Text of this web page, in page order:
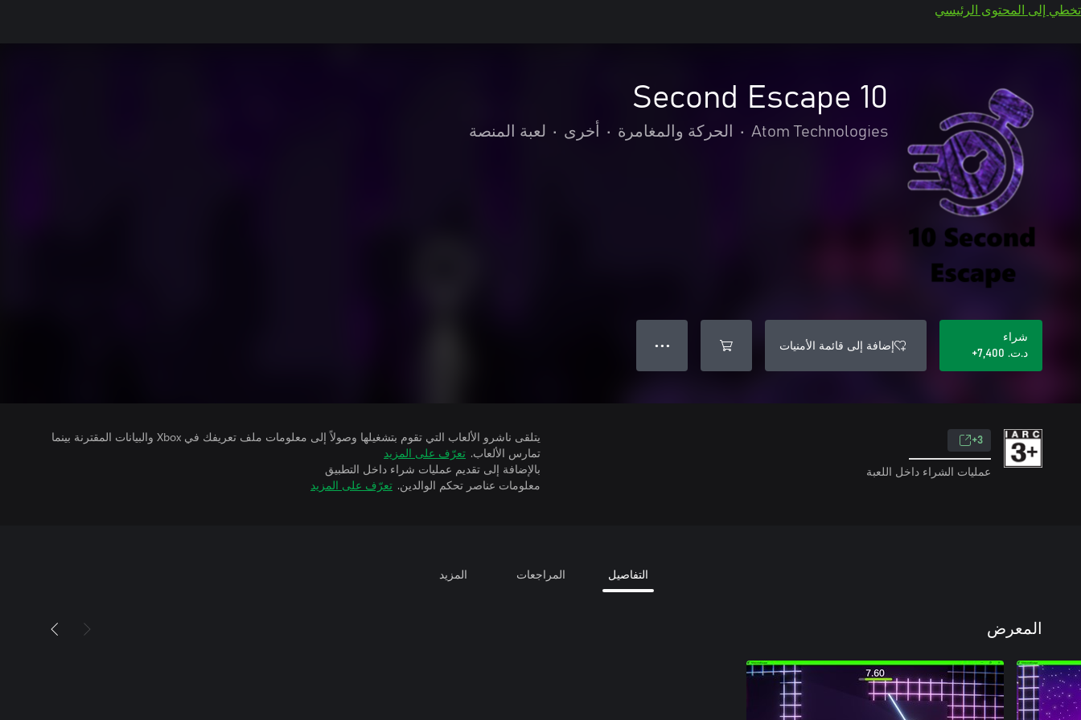
تخطي إلى المحتوى الرئيسي
10 Second Escape
Atom Technologies
• الحركة والمغامرة • أخرى • لعبة المنصة
شراء
د.ت.‏ 7,400+
إضافة إلى قائمة الأمنيات ● ● ●
3+
عمليات الشراء داخل اللعبة
يتلقى ناشرو الألعاب التي تقوم بتشغيلها وصولاً إلى معلومات ملف تعريفك في Xbox والبيانات المقترنة بينما
تمارس الألعاب. تعرّف على المزيد
بالإضافة إلى تقديم عمليات شراء داخل التطبيق
معلومات عناصر تحكم الوالدين. تعرّف على المزيد
التفاصيل المراجعات المزيد
المعرض